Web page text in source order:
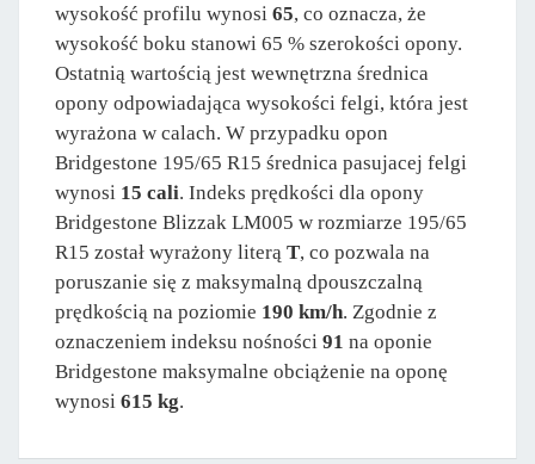
wysokość profilu wynosi 65, co oznacza, że
wysokość boku stanowi 65 % szerokości opony.
Ostatnią wartością jest wewnętrzna średnica
opony odpowiadająca wysokości felgi, która jest
wyrażona w calach. W przypadku opon
Bridgestone 195/65 R15 średnica pasujacej felgi
wynosi 15 cali. Indeks prędkości dla opony
Bridgestone Blizzak LM005 w rozmiarze 195/65
R15 został wyrażony literą T, co pozwala na
poruszanie się z maksymalną dpouszczalną
prędkością na poziomie 190 km/h. Zgodnie z
oznaczeniem indeksu nośności 91 na oponie
Bridgestone maksymalne obciążenie na oponę
wynosi 615 kg.